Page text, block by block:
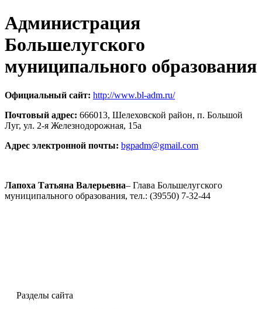
Администрация
Большелугского
муниципального образования
Официальный сайт: http://www.bl-adm.ru/
Почтовый адрес: 666013, Шелеховской район, п. Большой
Луг, ул. 2-я Железнодорожная, 15а
Адрес электронной почты: bgpadm@gmail.com
Лапоха Татьяна Валерьевна– Глава Большелугского
муниципального образования, тел.: (39550) 7-32-44
Разделы сайта